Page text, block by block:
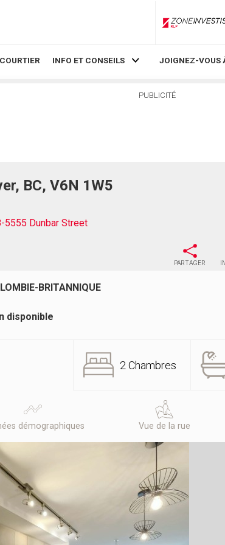
INFO ET CONSEILS JOIGNEZ-VOUS
PUBLICITÉ
BC, V6N 1W5
5555 Dunbar Street
PARTAGER
BRITANNIQUE
disponible
2 Chambres
démographiques Vue de la rue